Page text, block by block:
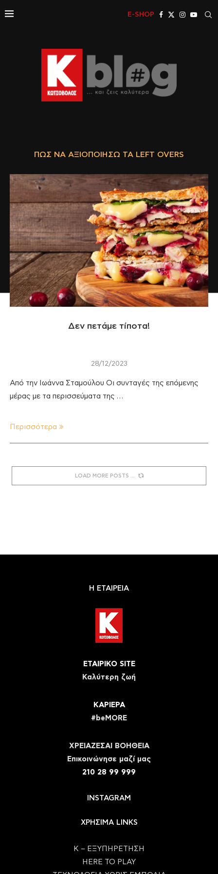
E-SHOP
ΠΩΣ ΝΑ ΑΞΙΟΠΟΙΉΣΩ ΤΑ LEFT OVERS
Δεν πετάμε τίποτα!
28/12/2023
Από την Ιωάννα Σταμούλου Οι συνταγές της επόμενης
μέρας με τα περισσεύματα της …
Περισσότερα
LOAD MORE POSTS
Η ΕΤΑΙΡΕΙΑ
ΕΤΑΙΡΙΚΟ SITE
Καλύτερη ζωή
ΚΑΡΙΕΡΑ
#beMORE
ΧΡΕΙΑΖΕΣΑΙ ΒΟΗΘΕΙΑ
Eπικοινώνησε μαζί μας
210 28 99 999
INSTAGRAM
ΧΡΗΣΙΜΑ LINKS
Κ – ΕΞΥΠΗΡΕΤΗΣΗ
HERE TO PLAY